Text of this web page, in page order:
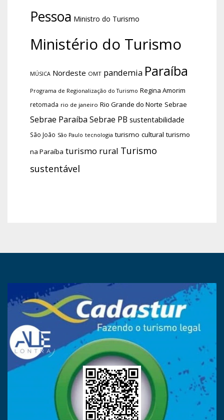
Pessoa Ministro do Turismo
Ministério do Turismo
MÚSICA Nordeste OMT pandemia Paraíba
Programa de Regionalização do Turismo Regina Amorim
retomada rio de janeiro Rio Grande do Norte Sebrae
Sebrae Paraíba Sebrae PB sustentabilidade
São João São Paulo tecnologia turismo cultural turismo
na Paraíba turismo rural Turismo
sustentável